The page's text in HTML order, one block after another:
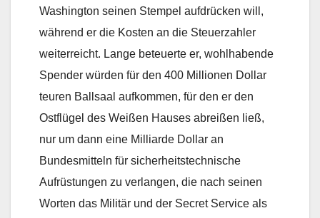
Washington seinen Stempel aufdrücken will,
während er die Kosten an die Steuerzahler
weiterreicht. Lange beteuerte er, wohlhabende
Spender würden für den 400 Millionen Dollar
teuren Ballsaal aufkommen, für den er den
Ostflügel des Weißen Hauses abreißen ließ,
nur um dann eine Milliarde Dollar an
Bundesmitteln für sicherheitstechnische
Aufrüstungen zu verlangen, die nach seinen
Worten das Militär und der Secret Service als